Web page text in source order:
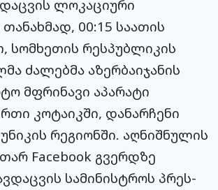
ლოკაციური
00:15 საათის
სომხეთის რესპუბლიკის
ძალებმა აზერბაიჯანის
მფრინავი აპარატი
კოტაიკში, დანარჩენი
რეგიონში. აღნიშნულის
Facebook გვერდზე
სამინისტროს პრეს-